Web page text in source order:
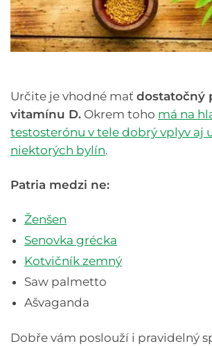
Určite je vhodné mať dostatočný
vitamínu D. Okrem toho má na
testosterónu v tele dobrý vplyv aj
niektorých bylín.
Patria medzi ne:
Ženšen
Senovka grécka
Kotvičník zemný
Saw palmetto
Ašvaganda
Dobře vám poslouží i pravidelný